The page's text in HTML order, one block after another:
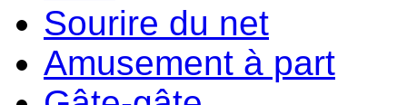
Sourire du net
Amusement à part